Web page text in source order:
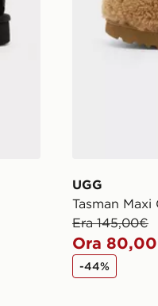
UGG
Tasman Maxi
Era 145,00€
Ora
-44%